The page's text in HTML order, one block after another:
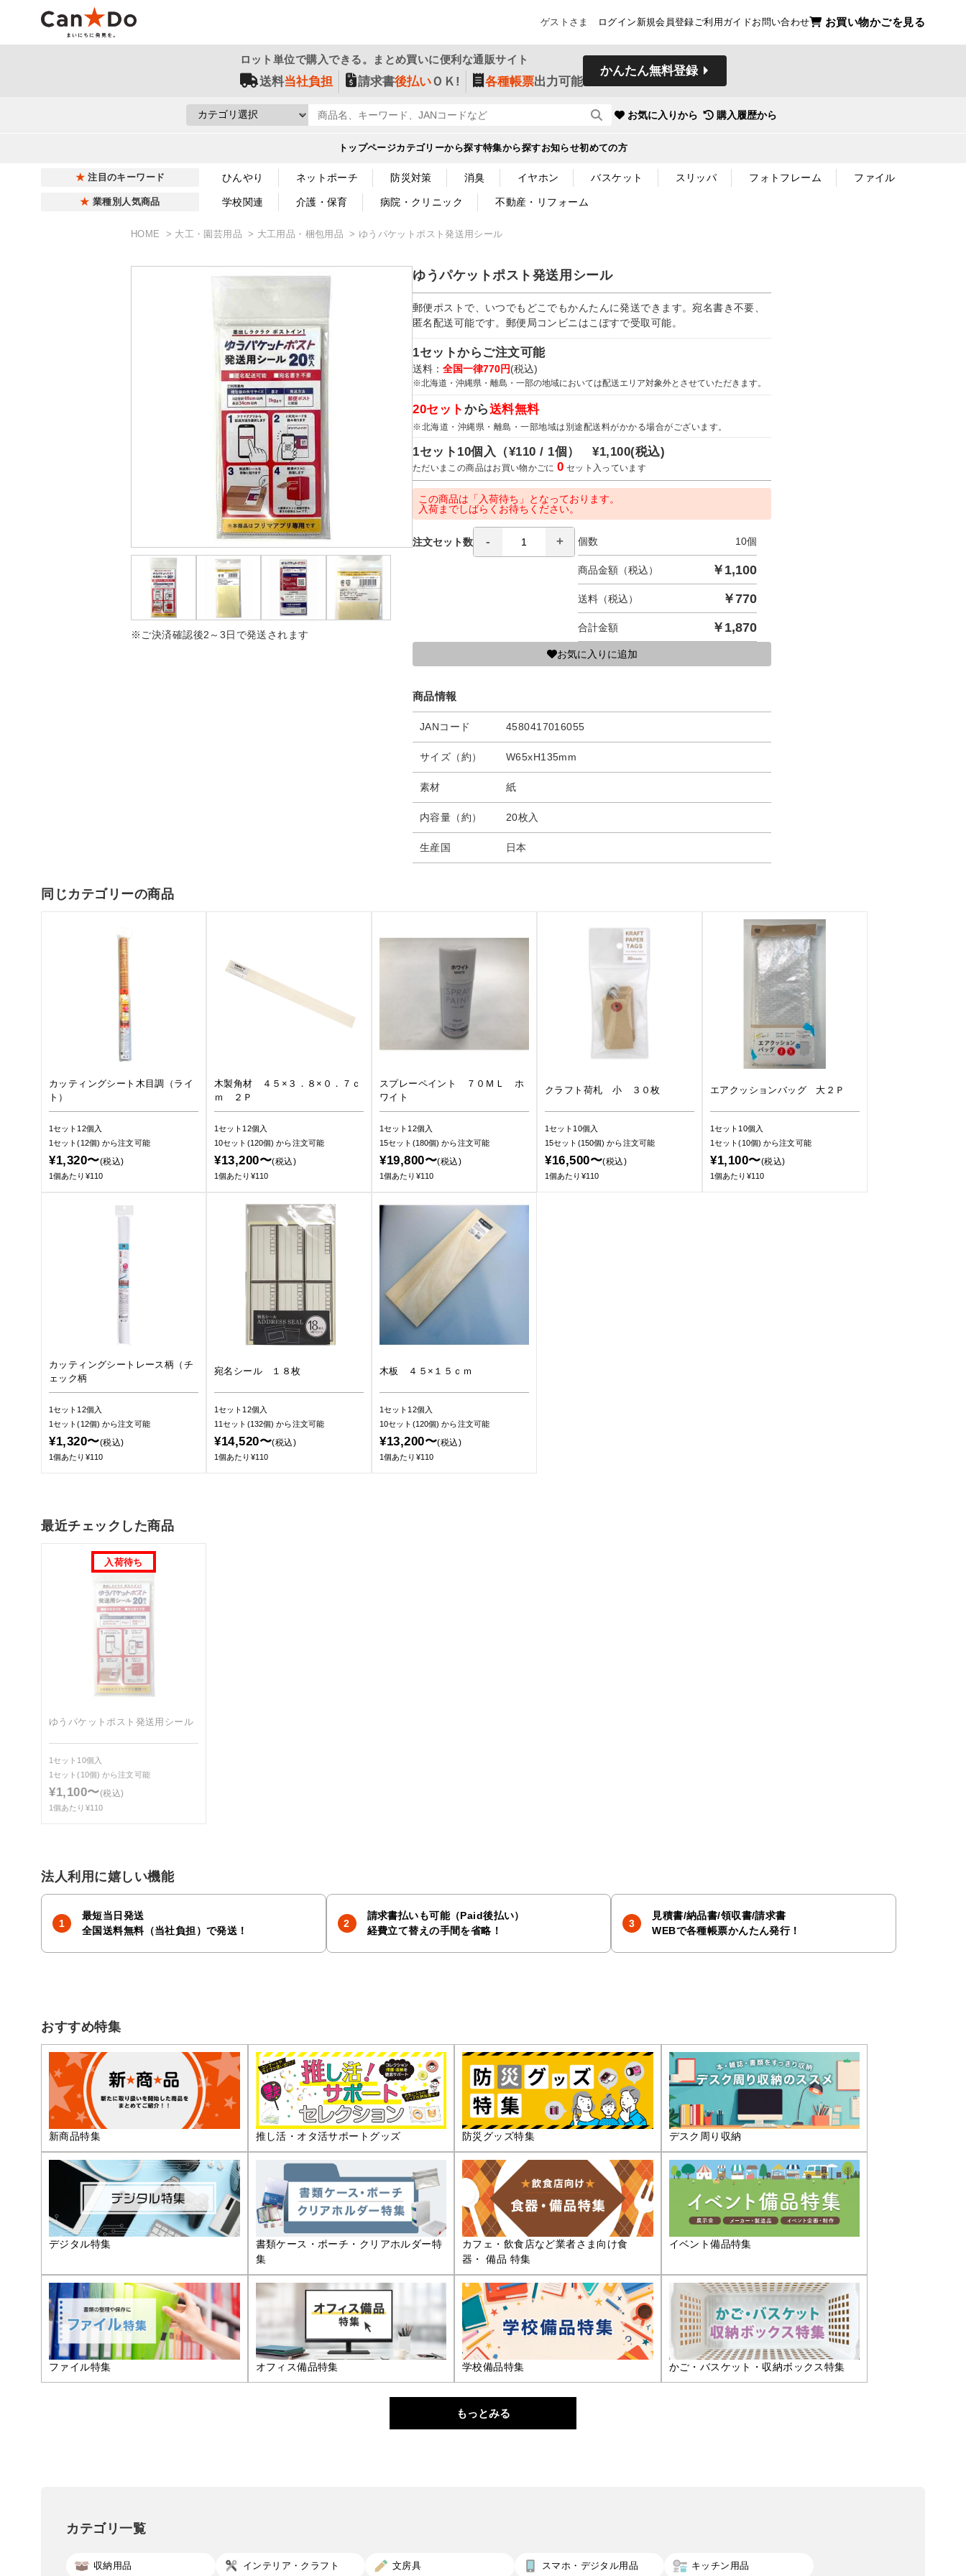
ゲストさま ログイン 新規会員登録ご利用ガイドお問い合わせ お買い物かごを見る
ロット単位で購入できる。まとめ買いに便利な通販サイト
送料当社負担 請求書後払いＯＫ! 各種帳票出力可能
かんたん無料登録
お気に入りから 購入履歴から
トップページカテゴリーから探す特集から探すお知らせ初めての方
注目のキーワード ひんやり ネットポーチ 防災対策 消臭 イヤホン バスケット スリッパ フォトフレーム ファイル
業種別人気商品 学校関連 介護・保育 病院・クリニック 不動産・リフォーム
HOME 大工・園芸用品 大工用品・梱包用品 ゆうパケットポスト発送用シール
※ご決済確認後2～3日で発送されます
ゆうパケットポスト発送用シール
郵便ポストで、いつでもどこでもかんたんに発送できます。宛名書き不要、
匿名配送可能です。郵便局コンビニはこぽすで受取可能。
1セットからご注文可能
送料： 全国一律770円(税込)
※北海道・沖縄県・離島・一部の地域においては配送エリア対象外とさせていただきます。
20セット から送料無料
※北海道・沖縄県・離島・一部地域は別途配送料がかかる場合がございます。
1セット10個入（¥110 / 1個）¥1,100(税込)
ただいまこの商品はお買い物かごに0 セット入っています
この商品は「入荷待ち」となっております。
入荷までしばらくお待ちください。
注文セット数 個数 10個
商品金額（税込） ￥ 1,100
送料（税込） ￥770
合計金額 ￥ 1,870
お気に入りに追加
商品情報
JANコード 4580417016055
サイズ（約） W65xH135mm
素材 紙
内容量（約） 20枚入
生産国 日本
同じカテゴリーの商品
カッティングシート木目調（ライ
ト）
1セット12個入
1セット(12個)から注文可能
¥1,320〜(税込)
1個あたり¥110
木製角材 ４５×３．８×０．７ｃ
ｍ ２Ｐ
1セット12個入
10セット(120個)から注文可能
¥13,200〜(税込)
1個あたり¥110
スプレーペイント ７０ＭＬ ホ
ワイト
1セット12個入
15セット(180個)から注文可能
¥19,800〜(税込)
1個あたり¥110
クラフト荷札 小 ３０枚
1セット10個入
15セット(150個)から注文可能
¥16,500〜(税込)
1個あたり¥110
エアクッションバッグ 大２Ｐ
1セット10個入
1セット(10個)から注文可能
¥1,100〜(税込)
1個あたり¥110
カッティングシートレース柄（チ
ェック柄
1セット12個入
1セット(12個)から注文可能
¥1,320〜(税込)
1個あたり¥110
宛名シール １８枚
1セット12個入
11セット(132個)から注文可能
¥14,520〜(税込)
1個あたり¥110
木板 ４５×１５ｃｍ
1セット12個入
10セット(120個)から注文可能
¥13,200〜(税込)
1個あたり¥110
最近チェックした商品
ゆうパケットポスト発送用シール
1セット10個入
1セット(10個)から注文可能
¥1,100〜(税込)
1個あたり¥110
法人利用に嬉しい機能
最短当日発送
全国送料無料（当社負担）で発送！
請求書払いも可能（Paid後払い）
経費立て替えの手間を省略！
見積書/納品書/領収書/請求書
WEBで各種帳票かんたん発行！
おすすめ特集
新商品特集 推し活・オタ活サポートグッズ 防災グッズ特集 デスク周り収納
デジタル特集
書類ケース・ポーチ・クリアホルダー特
集
カフェ・飲食店など業者さま向け食
器・ 備品 特集
イベント備品特集
ファイル特集 オフィス備品特集 学校備品特集 かご・バスケット・収納ボックス特集
もっとみる
カテゴリ一覧
収納用品 インテリア・クラフト 文房具 スマホ・デジタル用品 キッチン用品